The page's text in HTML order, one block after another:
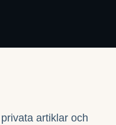
artiklar och